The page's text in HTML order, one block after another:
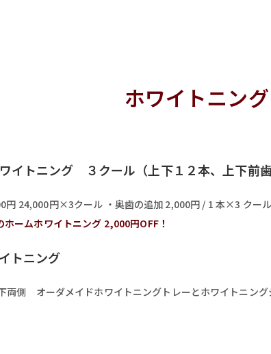
ホワイトニン
イトニング ３クール（上下１２本、上下前歯
円 24,000円×3クール ・奥歯の追加 2,000円 / 1 本×3 クー
ホームホワイトニング 2,000円OFF！
トニング
両側 オーダメイドホワイトニングトレーとホワイトニン